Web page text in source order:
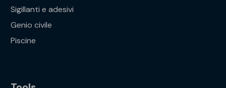
Sigillanti e adesivi
Genio civile
Piscine